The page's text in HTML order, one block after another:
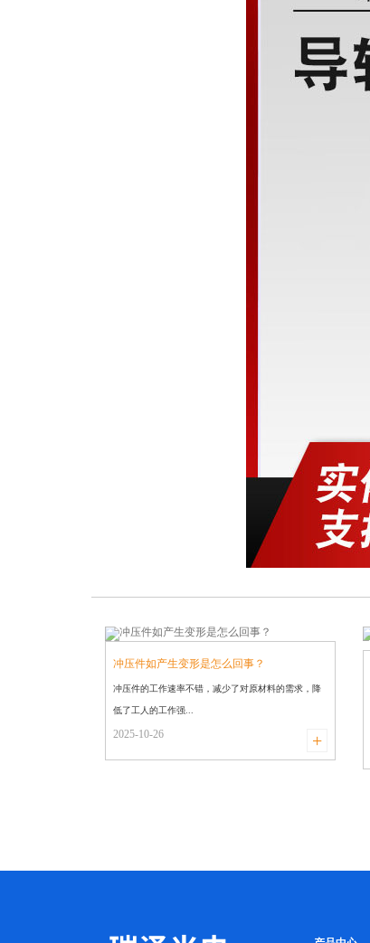
冲压件如产生变形是怎么回事？
冲压件的工作速率不错，减少了对原材料的需求，降
低了工人的工作强...
2025-10-26 +